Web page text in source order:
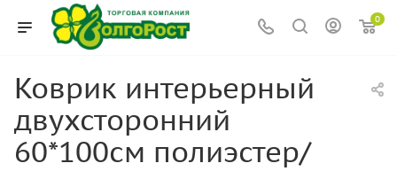
0
Коврик интерьерный
двухсторонний
60*100см полиэстер/